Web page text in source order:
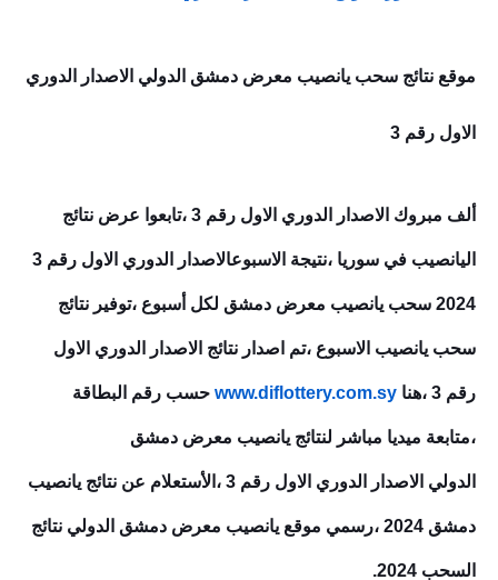
موقع نتائج سحب يانصيب معرض دمشق الدولي الاصدار الدوري
الاول رقم 3
ألف مبروك الاصدار الدوري الاول رقم 3 ،تابعوا عرض نتائج
اليانصيب في سوريا ،نتيجة الاسبوعالاصدار الدوري الاول رقم 3
2024 سحب يانصيب معرض دمشق لكل أسبوع ،توفير نتائج
سحب يانصيب الاسبوع ،تم اصدار نتائج الاصدار الدوري الاول
رقم 3 ،هنا www.diflottery.com.sy حسب رقم البطاقة
،متابعة ميديا مباشر لنتائج يانصيب معرض دمشق
الدولي الاصدار الدوري الاول رقم 3 ،الأستعلام عن نتائج يانصيب
دمشق 2024 ،رسمي موقع يانصيب معرض دمشق الدولي نتائج
السحب 2024.